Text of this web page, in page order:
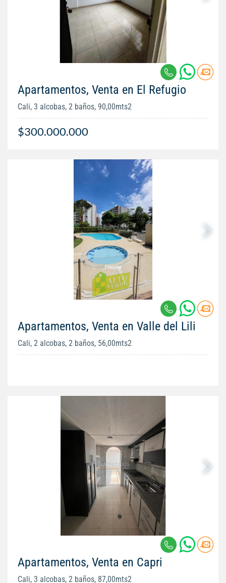
Apartamentos, Venta en El Refugio
Cali, 3 alcobas, 2 baños, 90,00mts2
$300.000.000
Apartamentos, Venta en Valle del Lili
Cali, 2 alcobas, 2 baños, 56,00mts2
Apartamentos, Venta en Capri
Cali, 3 alcobas, 2 baños, 87,00mts2